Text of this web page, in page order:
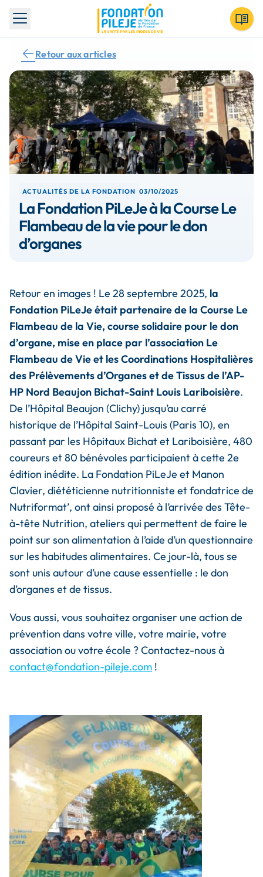
Toggle menu
Retour aux articles
ACTUALITÉS DE LA FONDATION 03/10/2025
La Fondation PiLeJe à la Course Le
Flambeau de la vie pour le don
d’organes
Retour en images ! Le 28 septembre 2025, la
Fondation PiLeJe était partenaire de la Course Le
Flambeau de la Vie, course solidaire pour le don
d’organe, mise en place par l’association Le
Flambeau de Vie et les Coordinations Hospitalières
des Prélèvements d’Organes et de Tissus de l’AP-
HP Nord Beaujon Bichat-Saint Louis Lariboisière.
De l’Hôpital Beaujon (Clichy) jusqu’au carré
historique de l’Hôpital Saint-Louis (Paris 10), en
passant par les Hôpitaux Bichat et Lariboisière, 480
coureurs et 80 bénévoles participaient à cette 2e
édition inédite. La Fondation PiLeJe et Manon
Clavier, diététicienne nutritionniste et fondatrice de
Nutriformat’, ont ainsi proposé à l’arrivée des Tête-
à-tête Nutrition, ateliers qui permettent de faire le
point sur son alimentation à l’aide d’un questionnaire
sur les habitudes alimentaires. Ce jour-là, tous se
sont unis autour d’une cause essentielle : le don
d’organes et de tissus.
Vous aussi, vous souhaitez organiser une action de
prévention dans votre ville, votre mairie, votre
association ou votre école ? Contactez-nous à
contact@fondation-pileje.com !